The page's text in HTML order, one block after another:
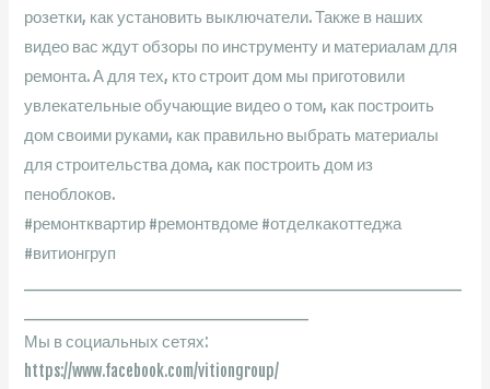
розетки, как установить выключатели. Также в наших
видео вас ждут обзоры по инструменту и материалам для
ремонта. А для тех, кто строит дом мы приготовили
увлекательные обучающие видео о том, как построить
дом своими руками, как правильно выбрать материалы
для строительства дома, как построить дом из
пеноблоков.
#ремонтквартир #ремонтвдоме #отделкакоттеджа
#витионгруп
Мы в социальных сетях:
https://www.facebook.com/vitiongroup/